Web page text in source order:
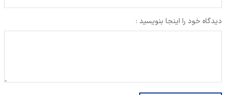
دیدگاه خود را اینجا بنویسید :